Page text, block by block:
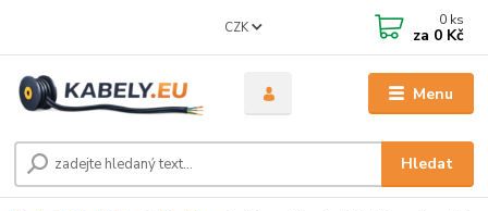
Menu
CZK
Hledat
0 ks
za 0 Kč